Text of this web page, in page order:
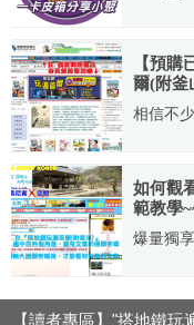
【預購
爾(附釜
折加購
相信不
2012.07.13
如何觀
範教學
爆量獨
【讀者專區】"搭地鐵玩